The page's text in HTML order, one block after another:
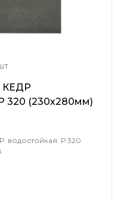
КЕДР
320 (230х280мм)
водостойкая Р 320